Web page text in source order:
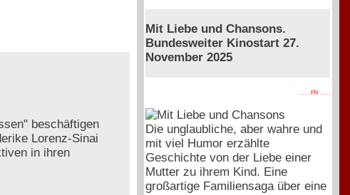
beschäftigen
Lorenz-Sinai
in ihren
Mit Liebe und Chansons.
Bundesweiter Kinostart 27.
November 2025
. . . . PR . . . .
Die unglaubliche, aber wahre und
mit viel Humor erzählte
Geschichte von der Liebe einer
Mutter zu ihrem Kind. Eine
großartige Familiensaga über eine